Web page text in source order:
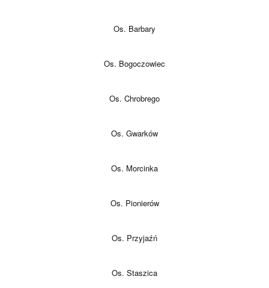
Os. Barbary
Os. Bogoczowiec
Os. Chrobrego
Os. Gwarków
Os. Morcinka
Os. Pionierów
Os. Przyjaźń
Os. Staszica